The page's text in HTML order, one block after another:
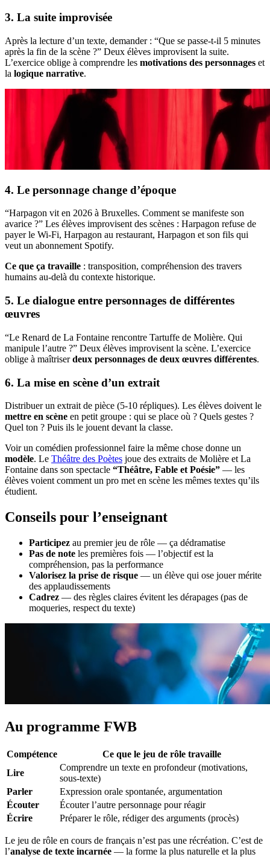
3. La suite improvisée
Après la lecture d’un texte, demander : “Que se passe-t-il 5 minutes
après la fin de la scène ?” Deux élèves improvisent la suite.
L’exercice oblige à comprendre les motivations des personnages et
la logique narrative.
4. Le personnage change d’époque
“Harpagon vit en 2026 à Bruxelles. Comment se manifeste son
avarice ?” Les élèves improvisent des scènes : Harpagon refuse de
payer le Wi-Fi, Harpagon au restaurant, Harpagon et son fils qui
veut un abonnement Spotify.
Ce que ça travaille : transposition, compréhension des travers
humains au-delà du contexte historique.
5. Le dialogue entre personnages de différentes
œuvres
“Le Renard de La Fontaine rencontre Tartuffe de Molière. Qui
manipule l’autre ?” Deux élèves improvisent la scène. L’exercice
oblige à maîtriserdeux personnages de deux œuvres différentes.
6. La mise en scène d’un extrait
Distribuer un extrait de pièce (5-10 répliques). Les élèves doivent le
mettre en scène en petit groupe : qui se place où ? Quels gestes ?
Quel ton ? Puis ils le jouent devant la classe.
Voir un comédien professionnel faire la même chose donne un
modèle. Le Théâtre des Poètes joue des extraits de Molière et La
Fontaine dans son spectacle “Théâtre, Fable et Poésie” — les
élèves voient comment un pro met en scène les mêmes textes qu’ils
étudient.
Conseils pour l’enseignant
Participez au premier jeu de rôle — ça dédramatise
Pas de note les premières fois — l’objectif est la
compréhension, pas la performance
Valorisez la prise de risque — un élève qui ose jouer mérite
des applaudissements
Cadrez — des règles claires évitent les dérapages (pas de
moqueries, respect du texte)
Au programme FWB
Compétence
Ce que le jeu de rôle travaille
Lire
Comprendre un texte en profondeur (motivations,
sous-texte)
Parler
Expression orale spontanée, argumentation
Écouter
Écouter l’autre personnage pour réagir
Écrire
Préparer le rôle, rédiger des arguments (procès)
Le jeu de rôle en cours de français n’est pas une récréation. C’est de
l’analyse de texte incarnée — la forme la plus naturelle et la plus